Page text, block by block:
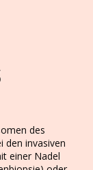
des
den invasiven
einer Nadel